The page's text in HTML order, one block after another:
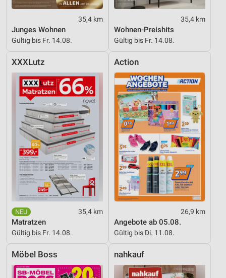
35,4 km
Junges Wohnen
Gültig bis Fr. 14.08.
35,4 km
Wohnen-Preishits
Gültig bis Fr. 14.08.
XXXLutz
35,4 km
Matratzen
Gültig bis Fr. 14.08.
Action
26,9 km
Angebote ab 05.08.
Gültig bis Di. 11.08.
Möbel Boss nahkauf